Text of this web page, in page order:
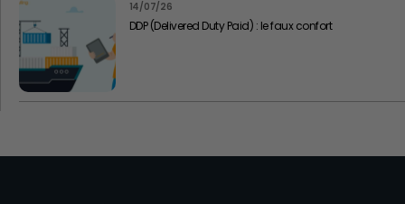
14/07/26
DDP (Delivered Duty Paid) : le faux confort